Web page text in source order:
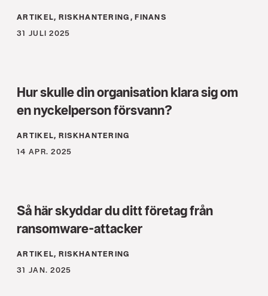
ARTIKEL, RISKHANTERING, FINANS
31 JULI 2025
Hur skulle din organisation klara sig om
en nyckelperson försvann?
ARTIKEL, RISKHANTERING
14 APR. 2025
Så här skyddar du ditt företag från
ransomware-attacker
ARTIKEL, RISKHANTERING
31 JAN. 2025